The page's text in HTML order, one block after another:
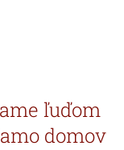
ľuďom
domov